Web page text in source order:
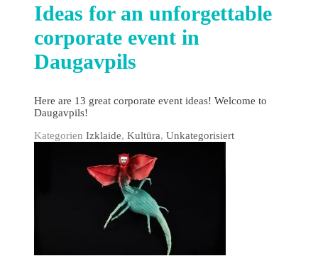
Ideas for an unforgettable
corporate event in
Daugavpils
Here are 13 great corporate event ideas! Welcome to
Daugavpils!
Kategorien Izklaide, Kultūra, Unkategorisiert